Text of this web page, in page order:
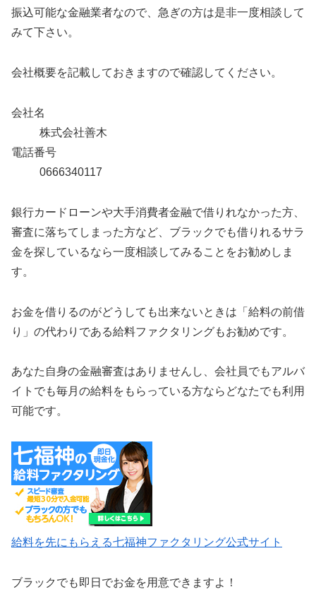
振込可能な金融業者なので、急ぎの方は是非一度相談して
みて下さい。
会社概要を記載しておきますので確認してください。
会社名
株式会社善木
電話番号
0666340117
銀行カードローンや大手消費者金融で借りれなかった方、
審査に落ちてしまった方など、ブラックでも借りれるサラ
金を探しているなら一度相談してみることをお勧めしま
す。
お金を借りるのがどうしても出来ないときは「給料の前借
り」の代わりである給料ファクタリングもお勧めです。
あなた自身の金融審査はありませんし、会社員でもアルバ
イトでも毎月の給料をもらっている方ならどなたでも利用
可能です。
給料を先にもらえる七福神ファクタリング公式サイト
ブラックでも即日でお金を用意できますよ！